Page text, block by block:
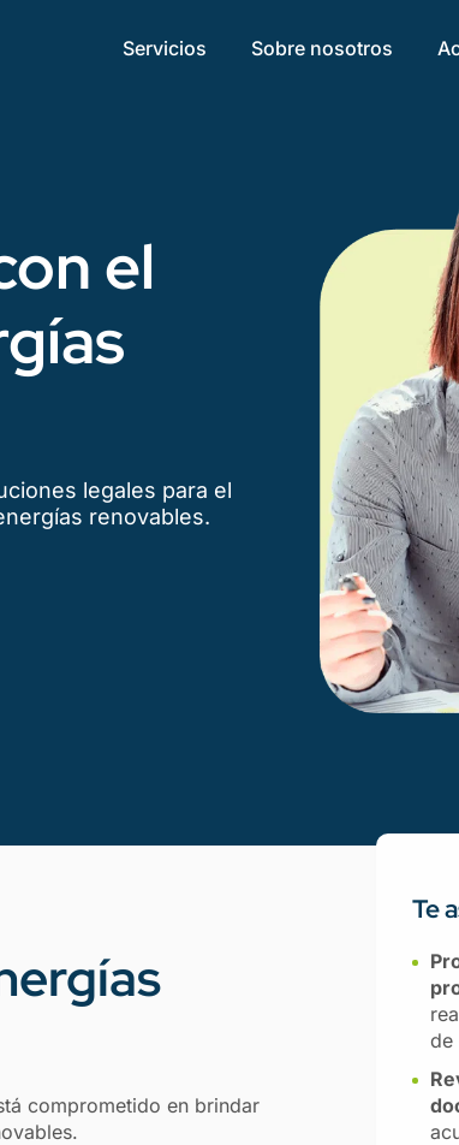
Servicios Sobre nosotros
el
legales para el
renovables.
comprometido en brindar
Te
de